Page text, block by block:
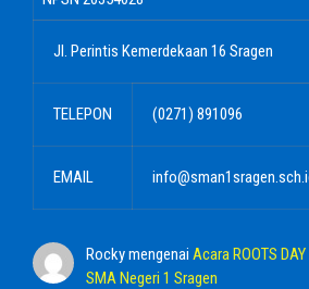
Jl. Perintis Kemerdekaan 16 Sragen
TELEPON (0271) 891096
EMAIL
Rockymengenai Acara ROOTS
SMA Negeri 1 Sragen